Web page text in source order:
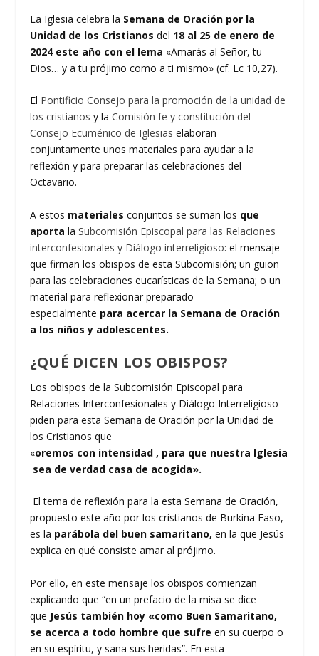
La Iglesia celebra la Semana de Oración por la
Unidad de los Cristianos del 18 al 25 de enero de
2024 este año con el lema «Amarás al Señor, tu
Dios… y a tu prójimo como a ti mismo» (cf. Lc 10,27).
El Pontificio Consejo para la promoción de la unidad de
los cristianos y la Comisión fe y constitución del
Consejo Ecuménico de Iglesias elaboran
conjuntamente unos materiales para ayudar a la
reflexión y para preparar las celebraciones del
Octavario.
A estos materialesconjuntos se suman los que
aporta laSubcomisión Episcopal para las Relaciones
interconfesionales y Diálogo interreligioso: el mensaje
que firman los obispos de esta Subcomisión; un guion
para las celebraciones eucarísticas de la Semana; o un
material para reflexionar preparado
especialmente para acercar la Semana de Oración
a los niños y adolescentes.
¿QUÉ DICEN LOS OBISPOS?
Los obispos de la Subcomisión Episcopal para
Relaciones Interconfesionales y Diálogo Interreligioso
piden para esta Semana de Oración por la Unidad de
los Cristianos que
«oremos con intensidad , para que nuestra Iglesia
sea de verdad casa de acogida».
El tema de reflexión para la esta Semana de Oración,
propuesto este año por los cristianos de Burkina Faso,
es la parábola del buen samaritano, en la que Jesús
explica en qué consiste amar al prójimo.
Por ello, en este mensaje los obispos comienzan
explicando que “en un prefacio de la misa se dice
que Jesús también hoy «como Buen Samaritano,
se acerca a todo hombre que sufre en su cuerpo o
en su espíritu, y sana sus heridas”. En esta